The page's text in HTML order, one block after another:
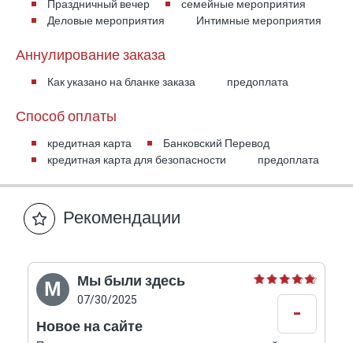
метров.
Безопасен ли бассейн для детей?
Да, бассейн огорожен.
Сколько спальных мест на вилле?
Вилла предлагает 7 зон размещения
различного типа.
Есть ли отдельная сьют-студия?
Да, на территории есть отдельная внешняя
Подходит ли вилла для больших семей?
Да, вилла отлично подходит для семей и групп.
Праздничный вечер
семейные мероприятия
Деловые мероприятия
Интимные мероприятия
Аннулирование заказа
Как указано на бланке заказа предоплата
Способ оплаты
кредитная карта
Банковский Перевод
кредитная карта для безопасности
предоплата
Рекомендации
М Мы были здесь
07/30/2025
Новое на сайте -